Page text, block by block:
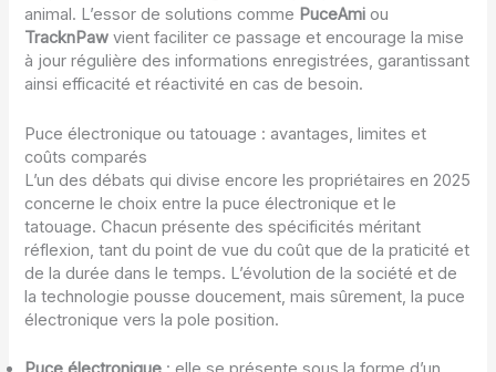
animal. L’essor de solutions comme PuceAmi ou
TracknPaw vient faciliter ce passage et encourage la mise
à jour régulière des informations enregistrées, garantissant
ainsi efficacité et réactivité en cas de besoin.
Puce électronique ou tatouage : avantages, limites et
coûts comparés
L’un des débats qui divise encore les propriétaires en 2025
concerne le choix entre la puce électronique et le
tatouage. Chacun présente des spécificités méritant
réflexion, tant du point de vue du coût que de la praticité et
de la durée dans le temps. L’évolution de la société et de
la technologie pousse doucement, mais sûrement, la puce
électronique vers la pole position.